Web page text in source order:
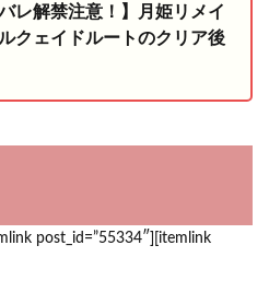
バレ解禁注意！】月姫リメイ
クェイドルートのクリア後
post_id=”55334″][itemlink